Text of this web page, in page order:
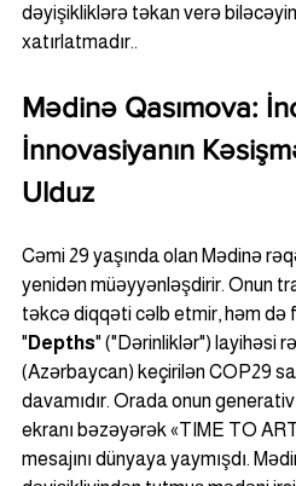
dəyişikliklərə təkan verə
xatırlatmadır..
Mədinə Qasımova:
İnnovasiyanın
Ulduz
Cəmi 29 yaşında olan Mədinə
yenidən müəyyənləşdirir. Onun
təkcə diqqəti cəlb etmir, həm də
" Depths" ("Dərinliklər") layihəsi
(Azərbaycan) keçirilən COP29
davamıdır. Orada onun
ekranı bəzəyərək «TIME TO
mesajını dünyaya yaymışdı.